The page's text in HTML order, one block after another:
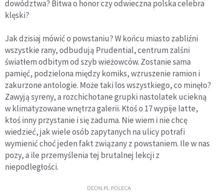
dowództwa? Bitwa o honor czy odwieczna polska celebra
klęski?
Jak dzisiaj mówić o powstaniu? W końcu miasto zabliźni
wszystkie rany, odbudują Prudential, centrum zalśni
światłem odbitym od szyb wieżowców. Zostanie sama
pamięć, podzielona między komiks, wzruszenie ramion i
zakurzone antologie. Może taki los wszystkiego, co minęło?
Zawyją syreny, a rozchichotane grupki nastolatek uciekną
w klimatyzowane wnętrza galerii. Ktoś o 17 wypije latte,
ktoś inny przystanie i się zaduma. Nie wiem i nie chcę
wiedzieć, jak wiele osób zapytanych na ulicy potrafi
wymienić choć jeden fakt związany z powstaniem. Ile w nas
pozy, a ile przemyślenia tej brutalnej lekcji z
niepodległości.
DEON.PL POLECA